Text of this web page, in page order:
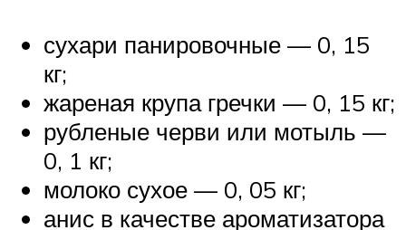
сухари панировочные — 0, 15
кг;
жареная крупа гречки — 0, 15 кг;
рубленые черви или мотыль —
0, 1 кг;
молоко сухое — 0, 05 кг;
анис в качестве ароматизатора